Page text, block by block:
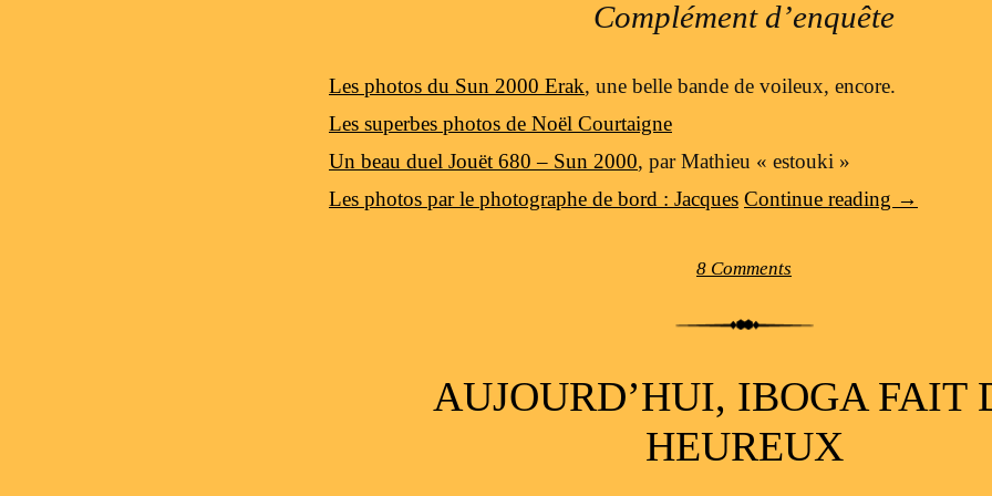
Complément d’enquête
Les photos du Sun 2000 Erak, une belle bande de voileux, encore.
Les superbes photos de Noël Courtaigne
Un beau duel Jouët 680 – Sun 2000, par Mathieu « estouki »
Les photos par le photographe de bord : Jacques Continue reading →
8 Comments
AUJOURD’HUI, IBOGA FAIT
HEUREUX